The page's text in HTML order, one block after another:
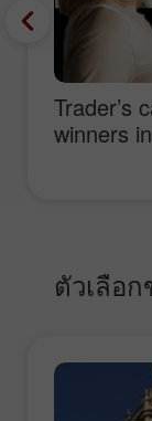
Trader’s
winners
ตัวเลือ